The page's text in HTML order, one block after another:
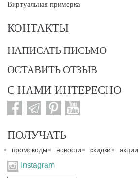
Виртуальная примерка
КОНТАКТЫ
НАПИСАТЬ ПИСЬМО
ОСТАВИТЬ ОТЗЫВ
С НАМИ ИНТЕРЕСНО
ПОЛУЧАТЬ
промокоды новости скидки акции
Instagram